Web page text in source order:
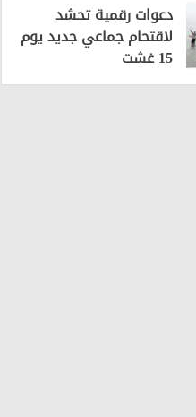
دعوات رقمية تحشد
لاقتحام جماعي جديد يوم
15 غشت